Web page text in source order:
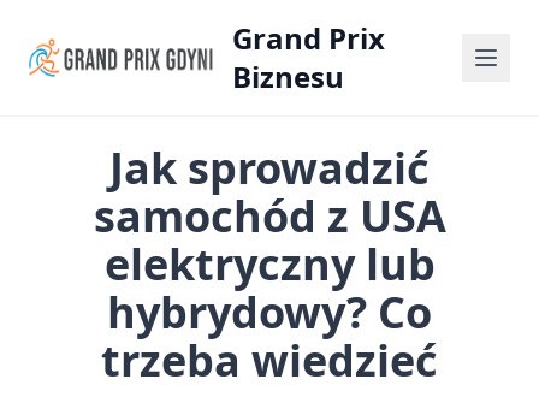
Grand Prix
Biznesu
Jak sprowadzić
samochód z USA
elektryczny lub
hybrydowy? Co
trzeba wiedzieć